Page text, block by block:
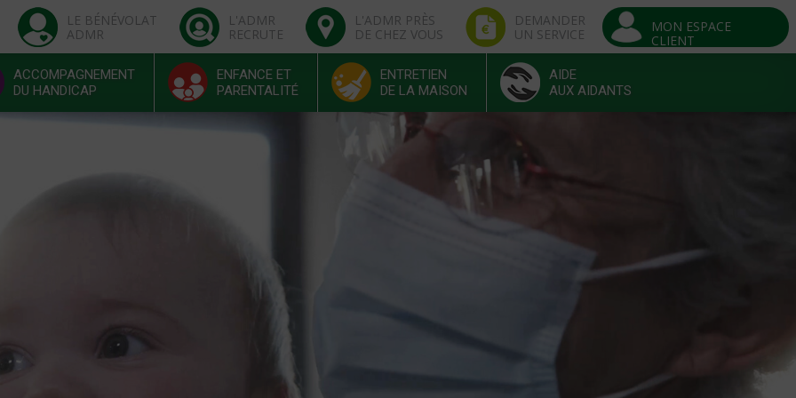
LE BÉNÉVOLAT
ADMR
L'ADMR
RECRUTE
L'ADMR PRÈS
DE CHEZ VOUS
DEMANDER
UN SERVICE
MON ESPACE
CLIENT
ACCOMPAGNEMENT
DU HANDICAP
ENFANCE ET
PARENTALITÉ
ENTRETIEN
DE LA MAISON
AIDE
AUX AIDANTS